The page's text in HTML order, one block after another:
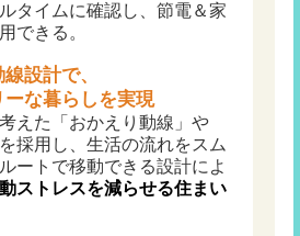
タイムに確認し、節電＆家
できる。
設計で、
ーな暮らしを実現
えた「おかえり動線」や
採用し、生活の流れをスム
ートで移動できる設計によ
ストレスを減らせる住まい